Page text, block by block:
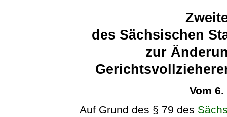
des Sächsischen
zur
Vom
Auf Grund des § 79 des